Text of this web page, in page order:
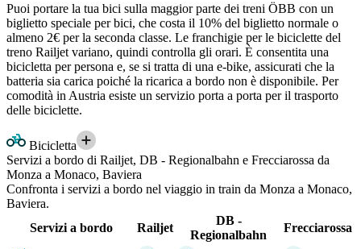
Puoi portare la tua bici sulla maggior parte dei treni ÖBB con un
biglietto speciale per bici, che costa il 10% del biglietto normale o
almeno 2€ per la seconda classe. Le franchigie per le biciclette del
treno Railjet variano, quindi controlla gli orari. È consentita una
bicicletta per persona e, se si tratta di una e-bike, assicurati che la
batteria sia carica poiché la ricarica a bordo non è disponibile. Per
comodità in Austria esiste un servizio porta a porta per il trasporto
delle biciclette.
Bicicletta
Servizi a bordo di Railjet, DB - Regionalbahn e Frecciarossa da
Monza a Monaco, Baviera
Confronta i servizi a bordo nel viaggio in train da Monza a Monaco,
Baviera.
Servizi a bordo
Railjet
DB -
Regionalbahn
Frecciarossa